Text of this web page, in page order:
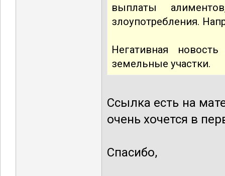
выплаты
злоупотребления.
Негативная
земельные участки.
Ссылка есть на
очень хочется в
Спасибо,